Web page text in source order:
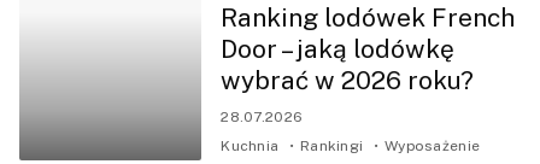
28.07.2026
Ranking lodówek French
Door – jaką lodówkę
wybrać w 2026 roku?
Kuchnia Rankingi
Wyposażenie